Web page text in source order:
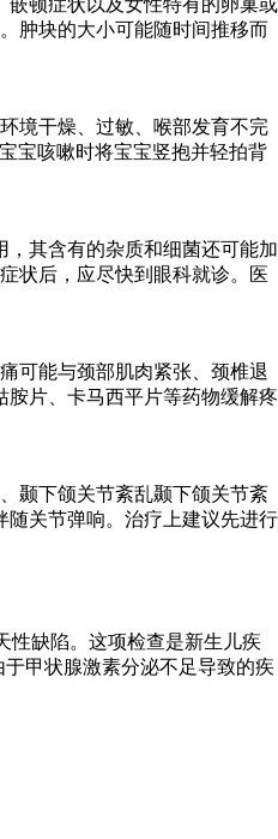
嵌顿症状以及女性特有的卵巢或
肿块的大小可能随时间推移而
境干燥、过敏、喉部发育不完
宝咳嗽时将宝宝竖抱并轻拍背
其含有的杂质和细菌还可能加
状后，应尽快到眼科就诊。医
可能与颈部肌肉紧张、颈椎退
片、卡马西平片等药物缓解疼
颞下颌关节紊乱颞下颌关节紊
随关节弹响。治疗上建议先进行
性缺陷。这项检查是新生儿疾
甲状腺激素分泌不足导致的疾